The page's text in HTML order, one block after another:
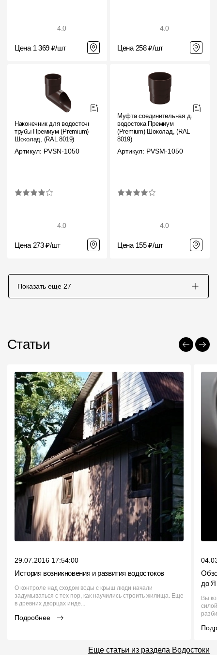
4.0
Цена 1 369 ₽/шт
4.0
Цена 258 ₽/шт
Наконечник для водосточной
трубы Премиум (Premium)
Шоколад, (RAL 8019)
Артикул: PVSN-1050
4.0
Цена 273 ₽/шт
Муфта соединительная для
водостока Премиум
(Premium) Шоколад, (RAL
8019)
Артикул: PVSM-1050
4.0
Цена 155 ₽/шт
Показать еще 27
Статьи
29.07.2016 17:54:00
История возникновения и развития водостоков
О контроле над сходом воды с крыш люди начали
задумываться с тех пор, как научились строить жилища. Еще
в древних дворцах инде...
Подробнее
до Я
Вы
Еще статьи из раздела Водостоки